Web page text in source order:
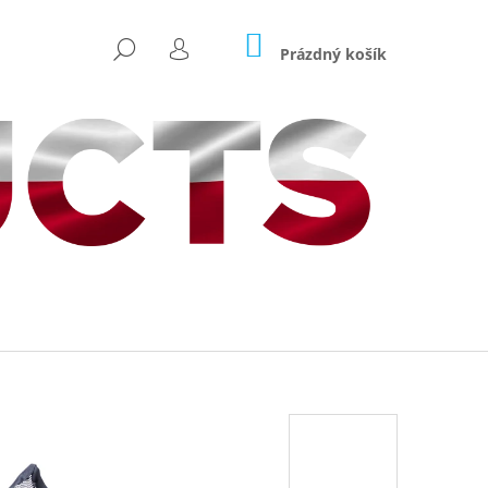
HLEDAT
PŘIHLÁŠENÍ
NÁKUPNÍ
KOŠÍK
Prázdný košík
HRANATÝ –